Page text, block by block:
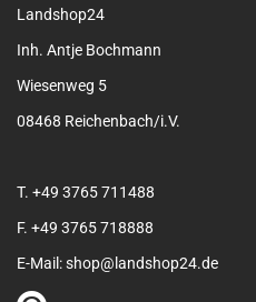
Landshop24
Inh. Antje Bochmann
Wiesenweg 5
08468 Reichenbach/i.V.
T. +49 3765 711488
F. +49 3765 718888
E-Mail: shop@landshop24.de